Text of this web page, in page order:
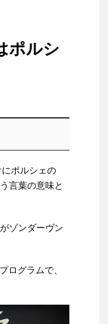
ポルシ
ポルシェの
言葉の意味と
ゾンダーヴン
ログラムで、